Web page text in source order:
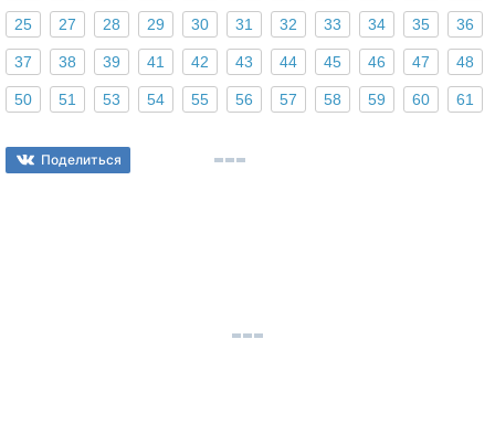
25 27 28 29 30 31 32 33 34 35 36
37 38 39 41 42 43 44 45 46 47 48
50 51 53 54 55 56 57 58 59 60 61
Поделиться